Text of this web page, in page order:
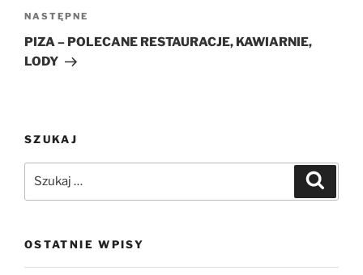
Następny
wpis
NASTĘPNE
PIZA – POLECANE RESTAURACJE, KAWIARNIE,
LODY
SZUKAJ
OSTATNIE WPISY